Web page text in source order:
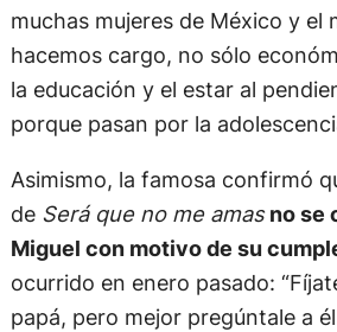
muchas mujeres de México y el
hacemos cargo, no sólo
la educación y el estar al
porque pasan por la
Asimismo, la famosa confirmó
de Será que no me amasno se
Miguel con motivo de su
ocurrido en enero pasado:
papá, pero mejor pregúntale a